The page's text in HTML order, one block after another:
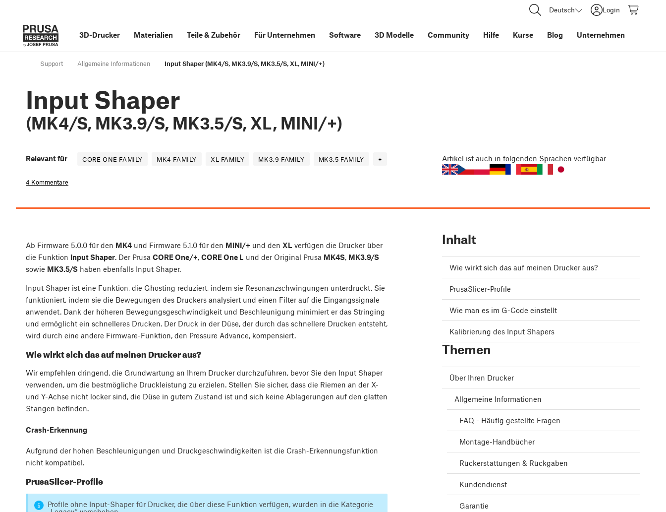
Deutsch Login
3D-Drucker Materialien Teile&Zubehör Für Unternehmen Software 3D Modelle Community Hilfe Kurse Blog Unternehmen
Support Allgemeine Informationen Input Shaper (MK4/S, MK3.9/S, MK3.5/S, XL, MINI/+)
Input Shaper
(MK4/S, MK3.9/S, MK3.5/S, XL, MINI/+)
Relevant für CORE ONE FAMILY MK4 FAMILY XL FAMILY MK3.9 FAMILY MK3.5 FAMILY +
4 Kommentare
Artikel ist auch in folgenden Sprachen verfügbar
Ab Firmware 5.0.0 für den MK4 und Firmware 5.1.0 für den MINI/+ und den XL verfügen die Drucker über
die Funktion Input Shaper. Der Prusa CORE One/+, CORE One L und der Original Prusa MK4S, MK3.9/S
sowie MK3.5/S haben ebenfalls Input Shaper.
Input Shaper ist eine Funktion, die Ghosting reduziert, indem sie Resonanzschwingungen unterdrückt. Sie
funktioniert, indem sie die Bewegungen des Druckers analysiert und einen Filter auf die Eingangssignale
anwendet. Dank der höheren Bewegungsgeschwindigkeit und Beschleunigung minimiert er das Stringing
und ermöglicht ein schnelleres Drucken. Der Druck in der Düse, der durch das schnellere Drucken entsteht,
wird durch eine andere Firmware-Funktion, den Pressure Advance, kompensiert.
Wie wirkt sich das auf meinen Drucker aus?
Wir empfehlen dringend, die Grundwartung an Ihrem Drucker durchzuführen, bevor Sie den Input Shaper
verwenden, um die bestmögliche Druckleistung zu erzielen. Stellen Sie sicher, dass die Riemen an der X-
und Y-Achse nicht locker sind, die Düse in gutem Zustand ist und sich keine Ablagerungen auf den glatten
Stangen befinden.
Crash-Erkennung
Aufgrund der hohen Beschleunigungen und Druckgeschwindigkeiten ist die Crash-Erkennungsfunktion
nicht kompatibel.
PrusaSlicer-Profile
Profile ohne Input-Shaper für Drucker, die über diese Funktion verfügen, wurden in die Kategorie
Inhalt
Wie wirkt sich das auf meinen Drucker aus?
PrusaSlicer-Profile
Wie man es im G-Code einstellt
Kalibrierung des Input Shapers
Themen
Über Ihren Drucker
Allgemeine Informationen
FAQ - Häufig gestellte Fragen
Montage-Handbücher
Rückerstattungen & Rückgaben
Kundendienst
Garantie